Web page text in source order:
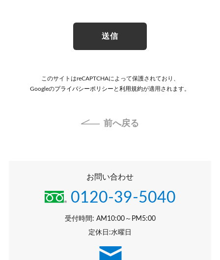
このサイトはreCAPTCHAによって保護されており、
Googleのプライバシーポリシー と 利用規約が適用されます。
前へ戻る
お問い合わせ
0120-39-5040
受付時間: AM10:00～PM5:00
定休日:水曜日